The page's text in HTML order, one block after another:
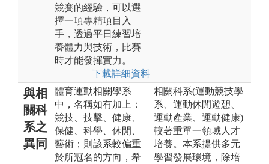
競賽的經驗，可以選
擇一項專精項目入
手，透過平日練習培
養體力與技術，比賽
時才能發揮實力。
下載詳細資料
與相
關科
系之
異同
體育運動相關學系
中，名稱如有加上：
競技、技擊、健康、
保健、科學、休閒、
藝術；則該系較偏重
於所冠名的方向，希
相關科系(運動競技學
系、運動休閒遊憩、
運動產業、運動健康)
較著重單一領域人才
培養。本系提供多元
學習發展環境，除培